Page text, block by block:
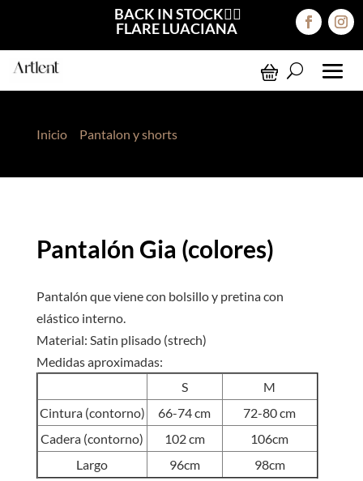
BACK IN STOCK❤️‍🔥
FLARE LUACIANA
Inicio> Pantalon y shorts> Pantalón Gia (colores)
Pantalón Gia (colores)
Pantalón que viene con bolsillo y pretina con
elástico interno.
Material: Satin plisado (strech)
Medidas aproximadas:
S
M
Cintura (contorno)
66-74 cm
72-80 cm
Cadera (contorno)
102 cm
106cm
Largo
96cm 98cm